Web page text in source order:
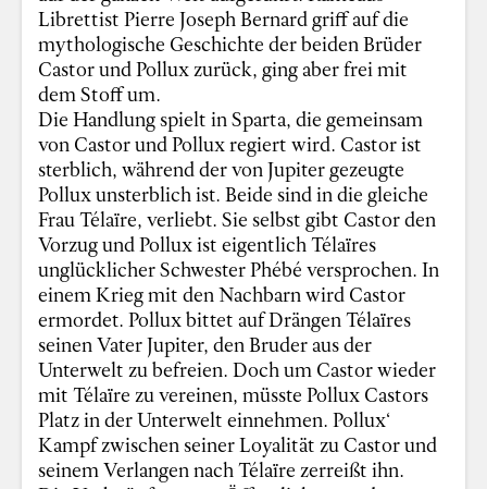
Librettist Pierre Joseph Bernard griff auf die
mythologische Geschichte der beiden Brüder
Castor und Pollux zurück, ging aber frei mit
dem Stoff um.
Die Handlung spielt in Sparta, die gemeinsam
von Castor und Pollux regiert wird. Castor ist
sterblich, während der von Jupiter gezeugte
Pollux unsterblich ist. Beide sind in die gleiche
Frau Télaïre, verliebt. Sie selbst gibt Castor den
Vorzug und Pollux ist eigentlich Télaïres
unglücklicher Schwester Phébé versprochen. In
einem Krieg mit den Nachbarn wird Castor
ermordet. Pollux bittet auf Drängen Télaïres
seinen Vater Jupiter, den Bruder aus der
Unterwelt zu befreien. Doch um Castor wieder
mit Télaïre zu vereinen, müsste Pollux Castors
Platz in der Unterwelt einnehmen. Pollux‘
Kampf zwischen seiner Loyalität zu Castor und
seinem Verlangen nach Télaïre zerreißt ihn.